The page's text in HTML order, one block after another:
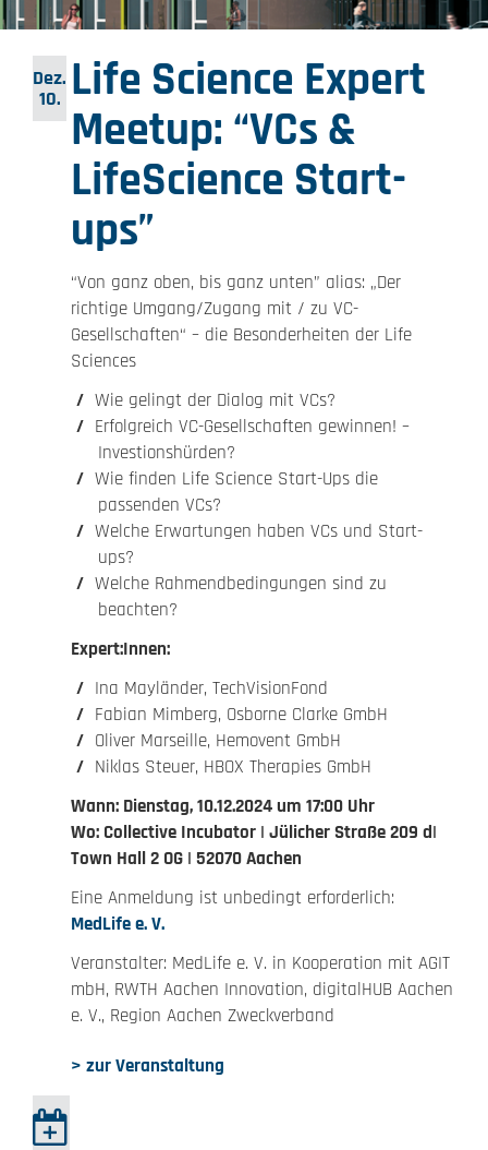
Dez.
10. Life Science Expert
Meetup: “VCs &
LifeScience Start-
ups”
“Von ganz oben, bis ganz unten” alias: „Der
richtige Umgang/Zugang mit / zu VC-
Gesellschaften“ – die Besonderheiten der Life
Sciences
Wie gelingt der Dialog mit VCs?
Erfolgreich VC-Gesellschaften gewinnen! –
Investionshürden?
Wie finden Life Science Start-Ups die
passenden VCs?
Welche Erwartungen haben VCs und Start-
ups?
Welche Rahmendbedingungen sind zu
beachten?
Expert:Innen:
Ina Mayländer, TechVisionFond
Fabian Mimberg, Osborne Clarke GmbH
Oliver Marseille, Hemovent GmbH
Niklas Steuer, HBOX Therapies GmbH
Wann: Dienstag, 10.12.2024 um 17:00 Uhr
Wo: Collective Incubator | Jülicher Straße 209 d|
Town Hall 2 OG | 52070 Aachen
Eine Anmeldung ist unbedingt erforderlich:
MedLife e. V.
Veranstalter: MedLife e. V. in Kooperation mit AGIT
mbH, RWTH Aachen Innovation, digitalHUB Aachen
e. V., Region Aachen Zweckverband
> zur Veranstaltung